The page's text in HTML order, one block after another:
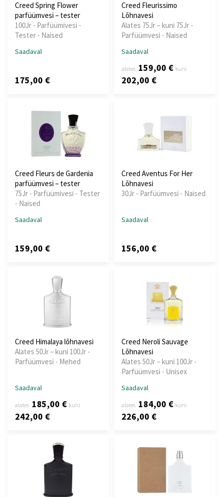
Creed Spring Flower
parfüümvesi – tester
100Jr - Parfüümivesi -
Tester - Naised
Saadaval
175,00 €
Creed Fleurissimo
Lõhnavesi
Alates 75Jr – kuni 75Jr -
Parfüümvesi - Naised
Saadaval
alates 159,00 € kuni
202,00 €
Creed Fleurs de Gardenia
parfüümvesi – tester
75Jr - Parfüümivesi - Tester
- Naised
Saadaval
159,00 €
Creed Aventus For Her
Lõhnavesi
30Jr - Parfüümvesi - Naised
Saadaval
156,00 €
Creed Himalaya lõhnavesi
Alates 50Jr – kuni 100Jr -
Parfüümvesi - Mehed
Saadaval
alates 185,00 € kuni
242,00 €
Creed Neroli Sauvage
Lõhnavesi
Alates 50Jr – kuni 100Jr -
Parfüümvesi - Unisex
Saadaval
alates 184,00 € kuni
226,00 €